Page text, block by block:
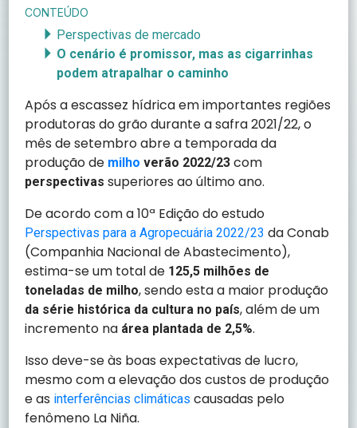
CONTEÚDO
Perspectivas de mercado
O cenário é promissor, mas as cigarrinhas
podem atrapalhar o caminho
Após a escassez hídrica em importantes regiões
produtoras do grão durante a safra 2021/22, o
mês de setembro abre a temporada da
produção de milho verão 2022/23 com
perspectivas superiores ao último ano.
De acordo com a 10ª Edição do estudo
Perspectivas para a Agropecuária 2022/23 da Conab
(Companhia Nacional de Abastecimento),
estima-se um total de 125,5 milhões de
toneladas de milho, sendo esta a maior produção
da série histórica da cultura no país, além de um
incremento na área plantada de 2,5%.
Isso deve-se às boas expectativas de lucro,
mesmo com a elevação dos custos de produção
e as interferências climáticas causadas pelo
fenômeno La Niña.